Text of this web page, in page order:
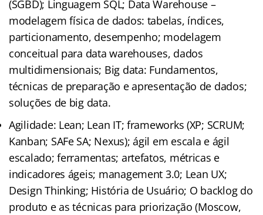
(SGBD); Linguagem SQL; Data Warehouse –
modelagem física de dados: tabelas, índices,
particionamento, desempenho; modelagem
conceitual para data warehouses, dados
multidimensionais; Big data: Fundamentos,
técnicas de preparação e apresentação de dados;
soluções de big data.
Agilidade: Lean; Lean IT; frameworks (XP; SCRUM;
Kanban; SAFe SA; Nexus); ágil em escala e ágil
escalado; ferramentas; artefatos, métricas e
indicadores ágeis; management 3.0; Lean UX;
Design Thinking; História de Usuário; O backlog do
produto e as técnicas para priorização (Moscow,